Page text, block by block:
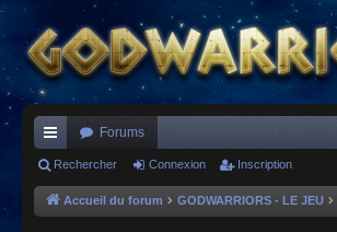
ac
co
Forums
Rechercher Connexion Inscription
Accueil du forum GODWARRIORS - LE JEU